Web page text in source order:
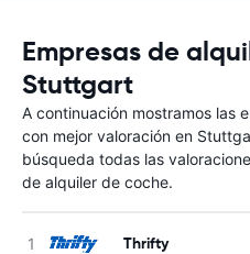
Empresas de
Stuttgart
A continuación mostramos las
con mejor valoración en
búsqueda todas las
de alquiler de coche.
Thrifty